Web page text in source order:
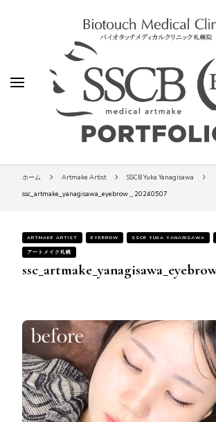
【SSCビューティークリ
の総合アートメイク専門
ッチメディカルクリニッ
ティストのポート
【SSCビューティーク
幌の総合アートメイク
オタッチメディカルク
幌院アーティストのポ
ホーム Artmake Artist
SSCB Yuka Yanagisawa
ssc_artmake_yanagisawa_eyebrow＿20240507
ARTMAKE ARTIST EYEBROW SSCB YUKA YANAGISAWA
アートメイク札幌